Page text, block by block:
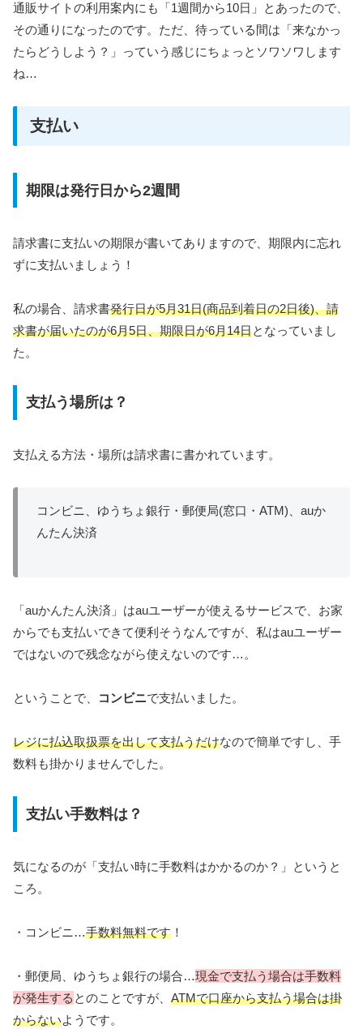
通販サイトの利用案内にも「1週間から10日」とあったので、
その通りになったのです。ただ、待っている間は「来なかっ
たらどうしよう？」っていう感じにちょっとソワソワします
ね…
支払い
期限は発行日から2週間
請求書に支払いの期限が書いてありますので、期限内に忘れ
ずに支払いましょう！
私の場合、請求書発行日が5月31日(商品到着日の2日後)、請
求書が届いたのが6月5日、期限日が6月14日となっていまし
た。
支払う場所は？
支払える方法・場所は請求書に書かれています。
コンビニ、ゆうちょ銀行・郵便局(窓口・ATM)、auか
んたん決済
「auかんたん決済」はauユーザーが使えるサービスで、お家
からでも支払いできて便利そうなんですが、私はauユーザー
ではないので残念ながら使えないのです…。
ということで、 コンビニで支払いました。
レジに払込取扱票を出して支払うだけなので簡単ですし、手
数料も掛かりませんでした。
支払い手数料は？
気になるのが「支払い時に手数料はかかるのか？」というと
ころ。
・コンビニ…手数料無料です ！
・郵便局、ゆうちょ銀行の場合…現金で支払う場合は手数料
が発生する とのことですが、 ATMで口座から支払う場合は掛
からないようです。